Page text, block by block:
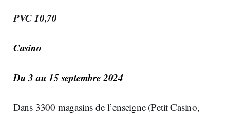
PVC 10,70
Casino
Du 3 au 15 septembre 2024
Dans 3300 magasins de l’enseigne (Petit Casino,